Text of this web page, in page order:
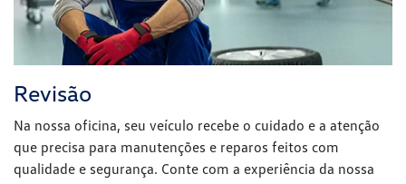
Revisão
Na nossa oficina, seu veículo recebe o cuidado e a atenção
que precisa para manutenções e reparos feitos com
qualidade e segurança. Conte com a experiência da nossa